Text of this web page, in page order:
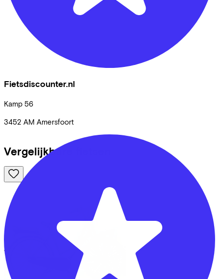
Fietsdiscounter.nl
Kamp 56
3452 AM Amersfoort
Vergelijkbare fietsen